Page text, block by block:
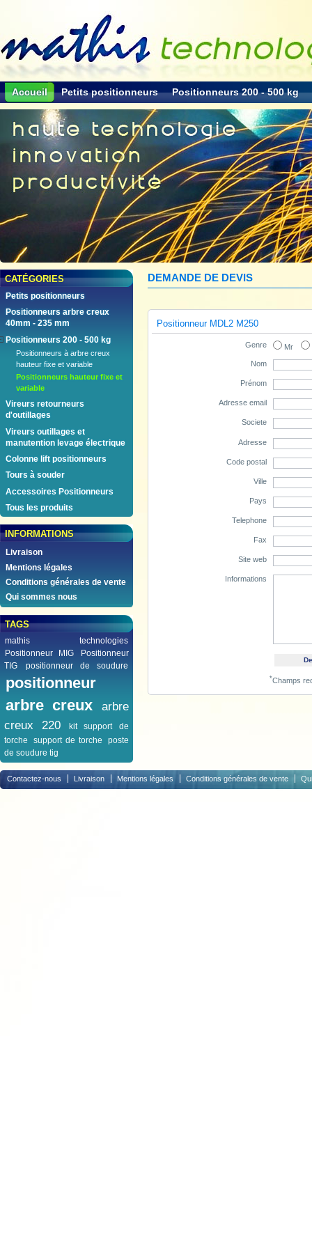
Accueil Petits positionneurs Positionneurs 200 - 500 kg
CATÉGORIES
Petits positionneurs
Positionneurs arbre creux
40mm - 235 mm
Positionneurs 200 - 500 kg
Positionneurs à arbre creux
hauteur fixe et variable
Positionneurs hauteur fixe et
variable
Vireurs retourneurs
d'outillages
Vireurs outillages et
manutention levage électrique
Colonne lift positionneurs
Tours à souder
Accessoires Positionneurs
Tous les produits
INFORMATIONS
Livraison
Mentions légales
Conditions générales de vente
Qui sommes nous
TAGS
mathis technologies
Positionneur MIG
Positionneur
TIG
positionneur de soudure
positionneur
arbre creux
arbre
creux 220
kit support de
torche
support de torche
poste
de soudure tig
DEMANDE DE DEVIS
Positionneur MDL2 M250
Genre Mr
Nom
Prénom
Adresse email
Societe
Adresse
Code postal
Ville
Pays
Telephone
Fax
Site web
Informations
*Champs
Contactez-nous Livraison Mentions légales Conditions générales de vente